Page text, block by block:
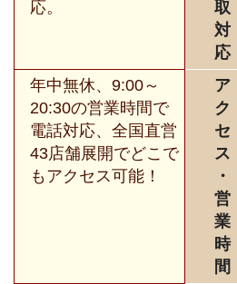
応。
取
対
応
年中無休、9:00～
20:30の営業時間で
電話対応、全国直営
43店舗展開でどこで
もアクセス可能！
ア
ク
セ
ス
・
営
業
時
間